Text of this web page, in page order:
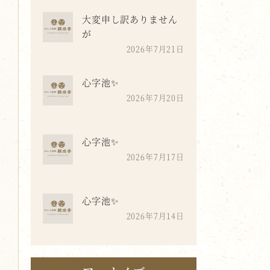
大変申し訳ありません
が
2026年7月21日
心字池✨
2026年7月20日
心字池✨
2026年7月17日
心字池✨
2026年7月14日